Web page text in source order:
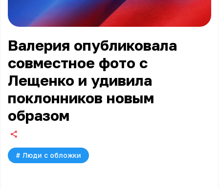
Валерия опубликовала
совместное фото с
Лещенко и удивила
поклонников новым
образом
# Люди с обложки